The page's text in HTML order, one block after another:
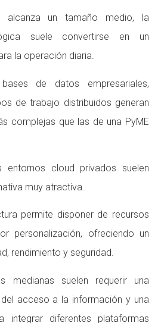
alcanza un tamaño medio, la
suele convertirse en un
la operación diaria.
de datos empresariales,
de trabajo distribuidos generan
complejas que las de una PyME
entornos cloud privados suelen
muy atractiva.
permite disponer de recursos
personalización, ofreciendo un
rendimiento y seguridad.
medianas suelen requerir una
acceso a la información y una
integrar diferentes plataformas